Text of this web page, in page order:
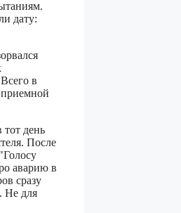
дату:
в
приемной
тот день
После
аварию в
сразу
Не для